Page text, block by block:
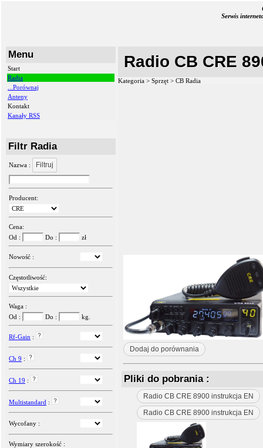
Serwis
Menu
Start
Radia
...Porównaj
Anteny
Kontakt
Kanały RSS
Filtr Radia
Nazwa : Filtruj
Producent:
Cena:
Od :
Do : zł
Nowość :
Częstotliwość:
Waga :
Od :
Do : kg.
Rf-Gain :
Ch 9 :
Ch 19 :
Multistandard :
Wycofany :
Wymiary szerokość :
Radio CB CRE
Kategoria > Sprzęt > CB Radia
Dodaj do porównania
Pliki do pobrania :
Radio CB CRE 8900 instrukcja EN
Radio CB CRE 8900 instrukcja EN